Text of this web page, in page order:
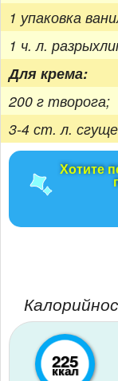
1 упаковка
1 ч. л.
Для крема:
200 г творога;
3-4 ст. л.
Хотите
225
ккал